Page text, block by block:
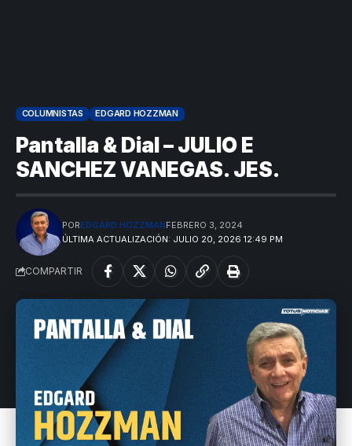
COLUMNISTAS EDGARD HOZZMAN
Pantalla & Dial – JULIO E
SANCHEZ VANEGAS. JES.
ÚLTIMA ACTUALIZACIÓN: JULIO 20, 2026 12:49 PM
POREDGARD HOZZMANFEBRERO 3, 2024
COMPARTIR